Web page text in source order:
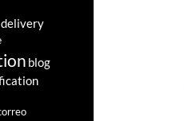
blog